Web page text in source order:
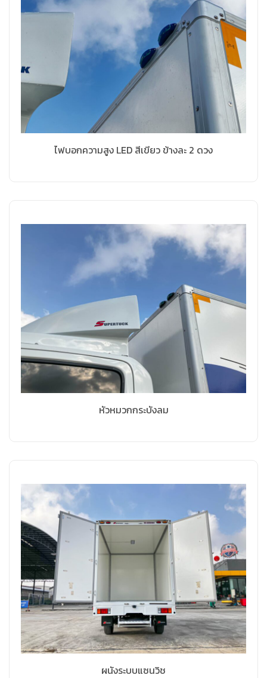
ไฟบอกความสูง LED สีเขียว ข้างละ 2 ดวง
หัวหมวกกระบังลม
ผนังระบบแซนวิช